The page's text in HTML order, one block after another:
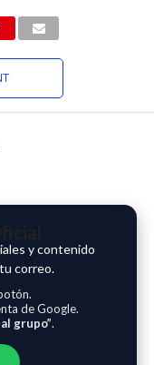
y contenido
correo.
de Google.
grupo”.